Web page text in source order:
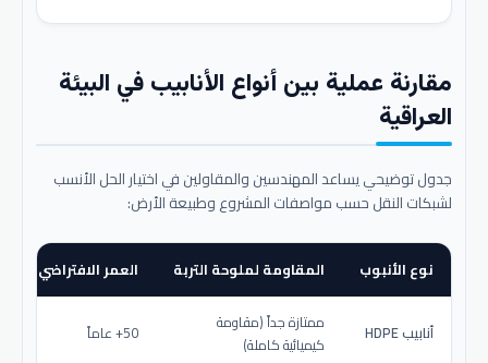
مقارنة عملية بين أنواع الأنابيب في البيئة
العراقية
جدول توضيحي يساعد المهندسين والمقاولين في اختيار الحل الأنسب
لشبكات النقل حسب مواصفات المشروع وطبيعة الأرض:
نوع الأنبوب المقاومة لملوحة التربة العمر الافتراضي
أنابيب HDPE
ممتازة جداً (مقاومة
كيميائية كاملة)
50+ عاماً